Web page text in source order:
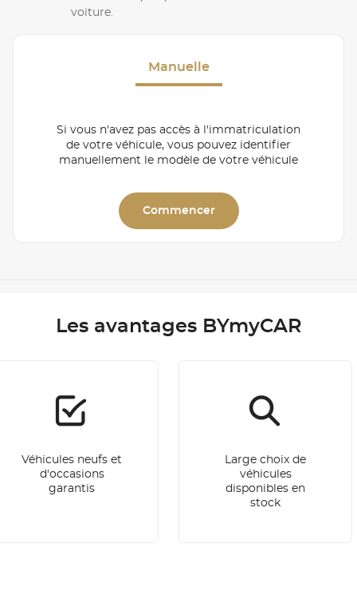
voiture.
Manuelle
Si vous n'avez pas accès à l'immatriculation
de votre véhicule, vous pouvez identifier
manuellement le modèle de votre véhicule
Commencer
Les avantages BYmyCAR
Véhicules neufs et
d'occasions
garantis
Large choix de
véhicules
disponibles en
stock